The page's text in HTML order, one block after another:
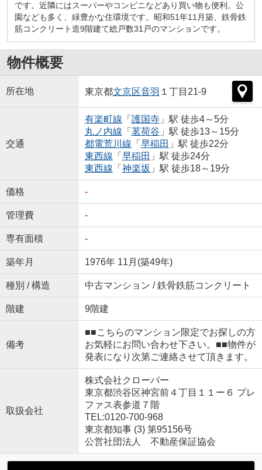
です。近隣にはスーパーやコンビニなどあり買い物も便利。公
園なども多く、緑豊かな住環境です。昭和51年11月築、鉄骨鉄
筋コンクリート造9階建て総戸数31戸のマンションです。
物件概要
所在地 東京都文京区音羽 １丁目21-9
交通
有楽町線 「 護国寺」駅 徒歩4～5分
丸ノ内線 「 茗荷谷 」駅 徒歩13～15分
都電荒川線 「 早稲田 」駅 徒歩22分
東西線 「 早稲田 」駅 徒歩24分
東西線 「 神楽坂 」駅 徒歩18～19分
価格 -
管理費 -
専有面積 -
築年月 1976年 11月(築49年)
種別 / 構造 中古マンション / 鉄骨鉄筋コンクリート
階建 9階建
備考
■■こちらのマンション限定でお探しの方
お気軽にお問い合わせ下さい。■■物件が
発表になり次第ご連絡させて頂きます。
取扱会社
株式会社クローバー
東京都渋谷区神宮前４丁目１１ー６ プレ
ファス表参道７階
TEL:0120-700-968
東京都知事 (3) 第95156号
公営社団法人 不動産保証協会